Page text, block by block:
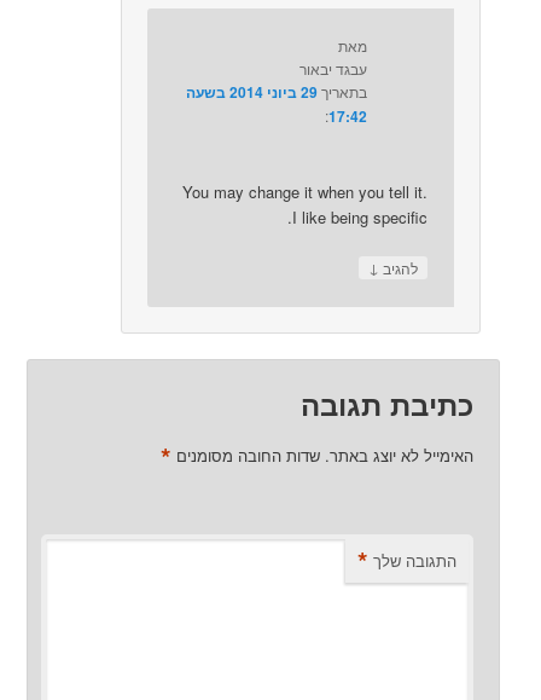
מאת
עבגד יבאור
בתאריך
29 ביוני 2014 בשעה
17:42
:‏
You may change it when you tell it.
I like being specific.
להגיב ↓
כתיבת תגובה
האימייל לא יוצג באתר. שדות החובה מסומנים *
התגובה שלך *